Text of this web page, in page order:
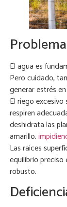
El agua es
Pero cuidado,
generar estrés
El riego
respiren
deshidrata las
amarillo.
Las raíces
equilibrio preciso
robusto.